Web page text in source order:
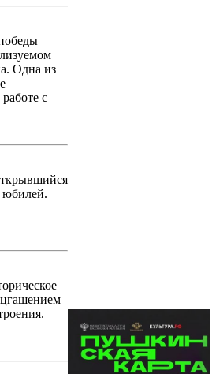
Одна из
с
юбилей.